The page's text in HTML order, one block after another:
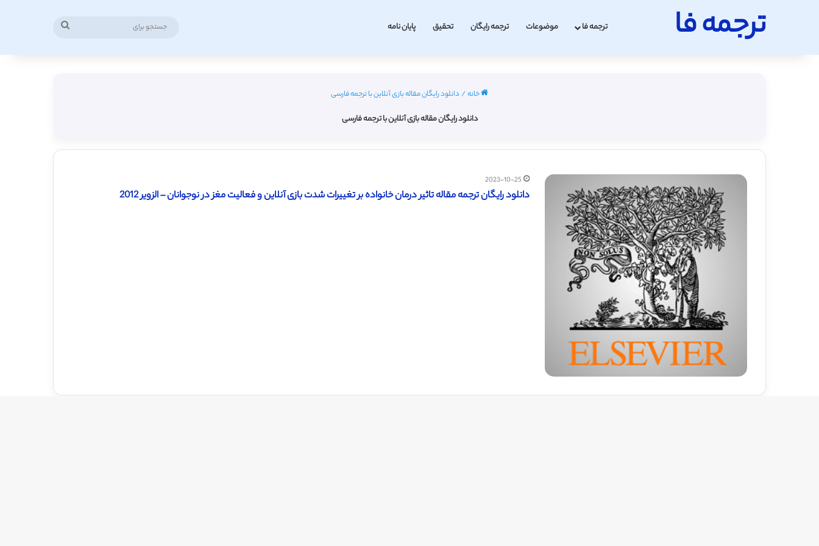
ترجمه فا ترجمه فا موضوعات ترجمه رایگان تحقیق پایان نامه
خانه/ دانلود رایگان مقاله بازی آنلاین با ترجمه فارسی
دانلود رایگان مقاله بازی آنلاین با ترجمه فارسی
2023-10-25
دانلود رایگان ترجمه مقاله تاثیر درمان خانواده بر تغییرات شدت بازی آنلاین و فعالیت مغز در نوجوانان – الزویر 2012